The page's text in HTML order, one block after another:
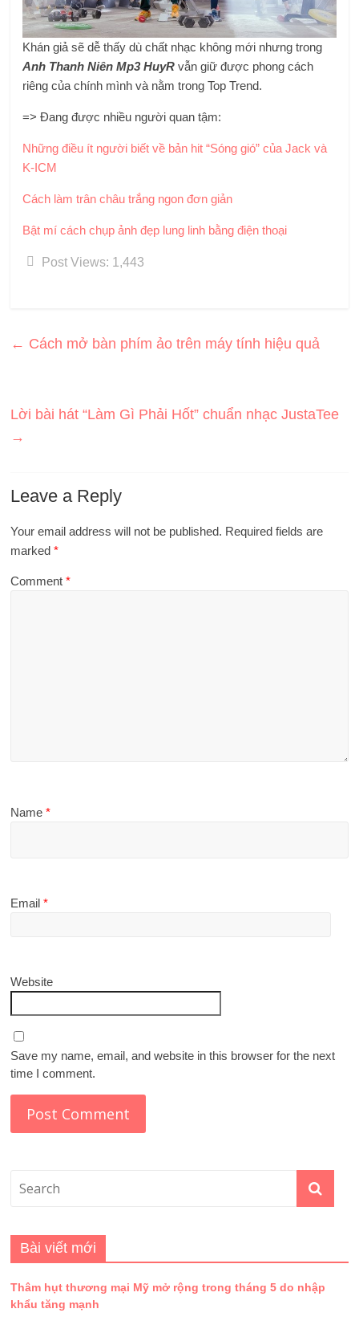
Khán giả sẽ dễ thấy dù chất nhạc không mới nhưng trong
Anh Thanh Niên Mp3 HuyR vẫn giữ được phong cách
riêng của chính mình và nằm trong Top Trend.
=> Đang được nhiều người quan tậm:
Những điều ít người biết về bản hit “Sóng gió” của Jack và
K-ICM
Cách làm trân châu trắng ngon đơn giản
Bật mí cách chụp ảnh đẹp lung linh bằng điện thoại
Post Views: 1,443
← Cách mở bàn phím ảo trên máy tính hiệu quả
Lời bài hát “Làm Gì Phải Hốt” chuẩn nhạc JustaTee
→
Leave a Reply
Your email address will not be published. Required fields are
marked*
Comment*
Name*
Email*
Website
Save my name, email, and website in this browser for the next
time I comment.
Bài viết mới
Thâm hụt thương mại Mỹ mở rộng trong tháng 5 do nhập
khẩu tăng mạnh